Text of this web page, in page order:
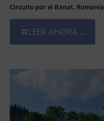
Circuito por el Banat, Rumanía
LEER AHORA ...